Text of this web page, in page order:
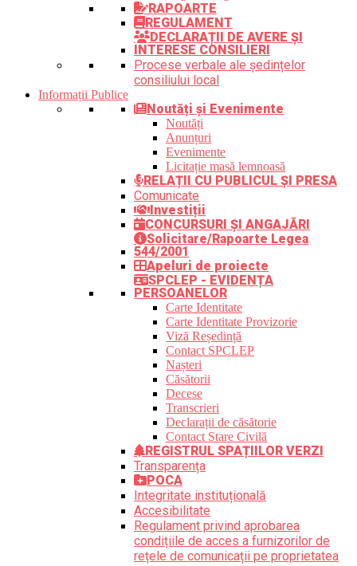
RAPOARTE
REGULAMENT
DECLARAȚII DE AVERE ȘI
INTERESE CONSILIERI
Procese verbale ale ședințelor
consiliului local
Informații Publice
Noutăți și Evenimente
Noutăți
Anunțuri
Evenimente
Licitație masă lemnoasă
RELAȚII CU PUBLICUL ȘI PRESA
Comunicate
Investiții
CONCURSURI ȘI ANGAJĂRI
Solicitare/Rapoarte Legea
544/2001
Apeluri de proiecte
SPCLEP - EVIDENȚA
PERSOANELOR
Carte Identitate
Carte Identitate Provizorie
Viză Reședință
Contact SPCLEP
Nașteri
Căsătorii
Decese
Transcrieri
Declarații de căsătorie
Contact Stare Civilă
REGISTRUL SPAȚIILOR VERZI
Transparența
POCA
Integritate instituțională
Accesibilitate
Regulament privind aprobarea
condițiile de acces a furnizorilor de
rețele de comunicații pe proprietatea